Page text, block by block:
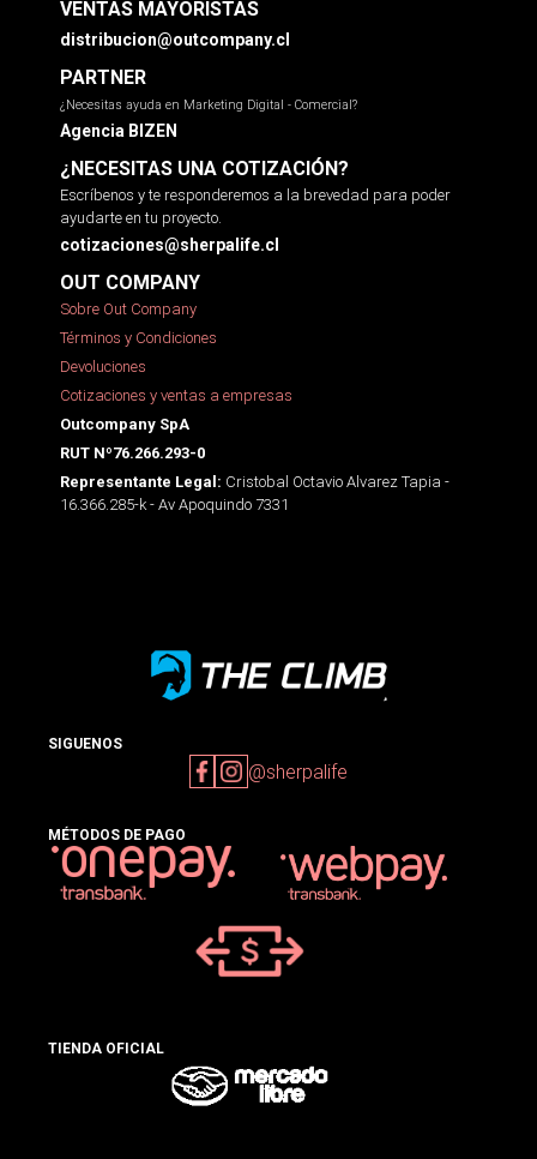
VENTAS MAYORISTAS
distribucion@outcompany.cl
PARTNER
¿Necesitas ayuda en Marketing Digital - Comercial?
Agencia BIZEN
¿NECESITAS UNA COTIZACIÓN?
Escríbenos y te responderemos a la brevedad para poder
ayudarte en tu proyecto.
cotizaciones@sherpalife.cl
OUT COMPANY
Sobre Out Company
Términos y Condiciones
Devoluciones
Cotizaciones y ventas a empresas
Outcompany SpA
RUT Nº76.266.293-0
Representante Legal: Cristobal Octavio Alvarez Tapia -
16.366.285-k - Av Apoquindo 7331
SIGUENOS
@sherpalife
MÉTODOS DE PAGO
TIENDA OFICIAL